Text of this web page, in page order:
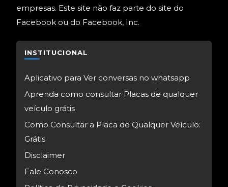
empresas. Este site não faz parte do site do
Facebook ou do Facebook, Inc.
INSTITUCIONAL
Aplicativo para Ver conversas no whatsapp
Aprenda como consultar Placas de qualquer
veículo grátis
Como Consultar a Placa de Qualquer Veículo:
Grátis
Disclaimer
Fale Conosco